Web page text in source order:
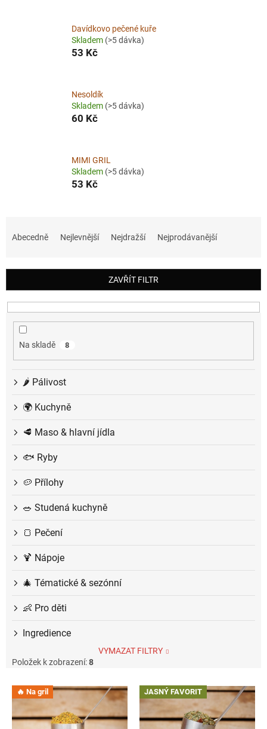
Davídkovo pečené kuře
Skladem (>5 dávka)
53 Kč
Nesoldík
Skladem (>5 dávka)
60 Kč
MIMI GRIL
Skladem (>5 dávka)
53 Kč
í
p
r
Abecedně Nejlevnější Nejdražší Nejprodávanější
ZAVŘÍT FILTR
Na skladě 8
🌶️ Pálivost
🌍 Kuchyně
🥩 Maso & hlavní jídla
🐟 Ryby
🥔 Přílohy
🥗 Studená kuchyně
🍞 Pečení
🍹 Nápoje
🎄 Tématické & sezónní
👶 Pro děti
Ingredience
VYMAZAT FILTRY
Položek k zobrazení:8
V 🔥 Na gril JASNÝ FAVORIT